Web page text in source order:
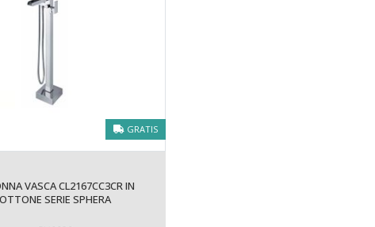
GRATIS
VASCA CL2167CC3CR IN
OTTONE SERIE SPHERA